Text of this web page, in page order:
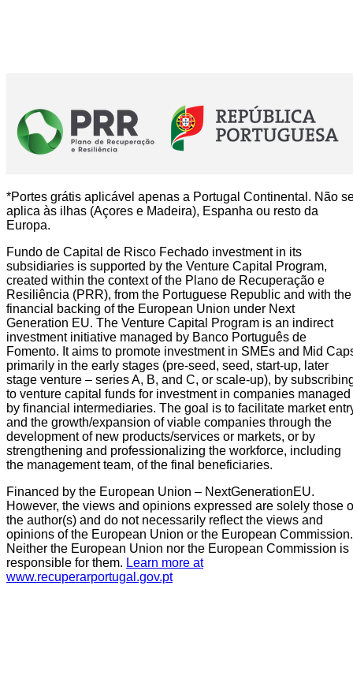
*Portes grátis aplicável apenas a Portugal Continental. Não
aplica às ilhas (Açores e Madeira), Espanha ou resto da
Europa.
Fundo de Capital de Risco Fechado investment in its
subsidiaries is supported by the Venture Capital Program,
created within the context of the Plano de Recuperação e
Resiliência (PRR), from the Portuguese Republic and with the
financial backing of the European Union under Next
Generation EU. The Venture Capital Program is an indirect
investment initiative managed by Banco Português de
Fomento. It aims to promote investment in SMEs and Mid
primarily in the early stages (pre-seed, seed, start-up, later
stage venture – series A, B, and C, or scale-up), by
to venture capital funds for investment in companies managed
by financial intermediaries. The goal is to facilitate market
and the growth/expansion of viable companies through the
development of new products/services or markets, or by
strengthening and professionalizing the workforce, including
the management team, of the final beneficiaries.
Financed by the European Union – NextGenerationEU.
However, the views and opinions expressed are solely those
the author(s) and do not necessarily reflect the views and
opinions of the European Union or the European Commission.
Neither the European Union nor the European Commission is
responsible for them. Learn more at
www.recuperarportugal.gov.pt